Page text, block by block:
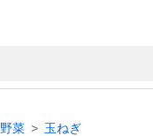
野菜 玉ねぎ